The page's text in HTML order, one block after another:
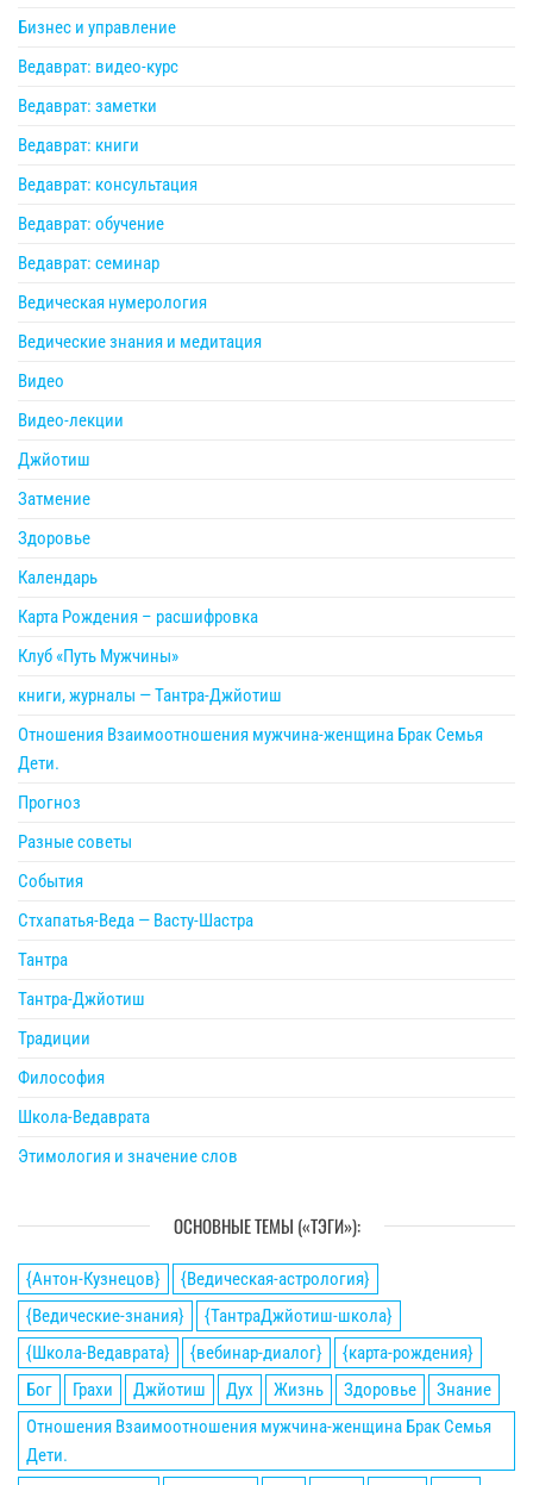
Бизнес и управление
Ведаврат: видео-курс
Ведаврат: заметки
Ведаврат: книги
Ведаврат: консультация
Ведаврат: обучение
Ведаврат: семинар
Ведическая нумерология
Ведические знания и медитация
Видео
Видео-лекции
Джйотиш
Затмение
Здоровье
Календарь
Карта Рождения – расшифровка
Клуб «Путь Мужчины»
книги, журналы — Тантра-Джйотиш
Отношения Взаимоотношения мужчина-женщина Брак Семья
Дети.
Прогноз
Разные советы
События
Стхапатья-Веда — Васту-Шастра
Тантра
Тантра-Джйотиш
Традиции
Философия
Школа-Ведаврата
Этимология и значение слов
ОСНОВНЫЕ ТЕМЫ («ТЭГИ»):
{Антон-Кузнецов}
{Ведическая-астрология}
{Ведические-знания}
{ТантраДжйотиш-школа}
{Школа-Ведаврата}
{вебинар-диалог}
{карта-рождения}
Бог
Грахи Джйотиш Дух Жизнь Здоровье
Знание
Отношения Взаимоотношения мужчина-женщина Брак Семья
Дети.